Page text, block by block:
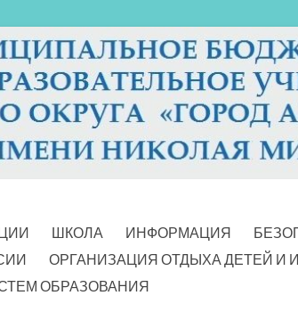
ШКОЛА ИНФОРМАЦИЯ
ОРГАНИЗАЦИЯ ОТДЫХА ДЕТЕЙ И
ОБРАЗОВАНИЯ